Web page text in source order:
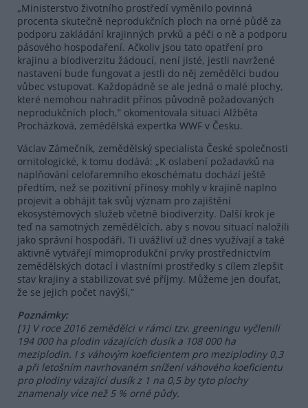
„Ministerstvo životního prostředí vyměnilo povinná
procenta skutečně neprodukčních ploch na orné půdě za
podporu zakládání krajinných prvků a péči o ně a podporu
pásového hospodaření. Ačkoliv jsou tato opatření pro
krajinu a biodiverzitu žádoucí, není jisté, jestli navržené
nastavení bude fungovat a jestli do něj zemědělci budou
vůbec vstupovat. Každopádně se ale jedná o malé plochy,
které nemohou nahradit přínos původně požadovaných
neprodukčních ploch,” okomentovala situaci Alžběta
Procházková, zemědělská expertka WWF v Česku.
Václav Zámečník, zemědělský specialista České společnosti
ornitologické, k tomu dodává: „K oslabení požadavků na
naplňování celofaremního ekoschématu dochází ještě
předtím, než se pozitivní přínosy mohly v krajině naplno
projevit a obhájit tak svůj význam pro zajištění
ekosystémových služeb včetně biodiverzity. Další krok je
teď na samotných zemědělcích, aby s novou situací naložili
jako správní hospodáři. Ti uvážliví už dnes využívají a také
aktivně vytvářejí mimoprodukční prvky prostřednictvím
zemědělských dotací i vlastními prostředky s cílem zlepšit
stav krajiny a stabilizovat své příjmy. Můžeme jen doufat,
že se jejich počet navýší,”
Poznámky:
[1] V roce 2016 zemědělci v rámci tzv. greeningu vyčlenili
194 000 ha plodin vázajících dusík a 108 000 ha
meziplodin. I s váhovým koeficientem pro meziplodiny 0,3
a při letošním navrhovaném snížení váhového koeficientu
pro plodiny vázající dusík z 1 na 0,5 by tyto plochy
znamenaly více než 5 % orné půdy.